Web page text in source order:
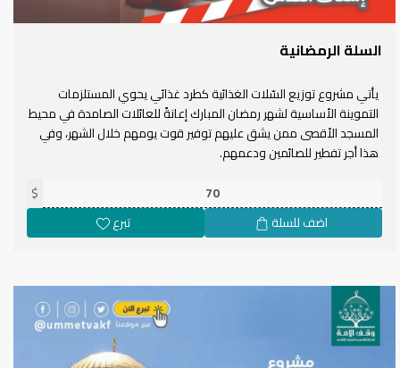
السلة الرمضانية
يأتي مشروع توزيع السّلات الغذائية كطرد غذائي يحوي المستلزمات
التموينة الأساسية لشهر رمضان المبارك إعانةً للعائلات الصامدة في محيط
المسجد الأقصى ممن يشق عليهم توفير قوت يومهم خلال الشهر، وفي
هذا أجر تفطير للصائمين ودعمهم.
$
اضف للسلة تبرع